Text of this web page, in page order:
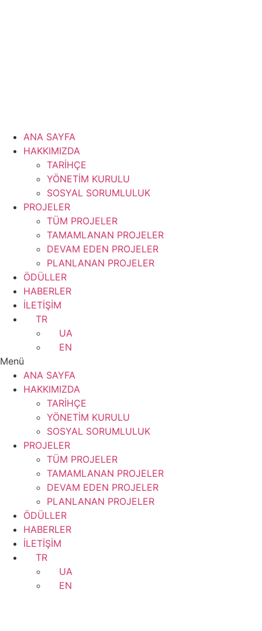
ANA SAYFA
HAKKIMIZDA
TARİHÇE
YÖNETİM KURULU
SOSYAL SORUMLULUK
PROJELER
TÜM PROJELER
TAMAMLANAN PROJELER
DEVAM EDEN PROJELER
PLANLANAN PROJELER
ÖDÜLLER
HABERLER
İLETİŞİM
TR
UA
EN
Menü
ANA SAYFA
HAKKIMIZDA
TARİHÇE
YÖNETİM KURULU
SOSYAL SORUMLULUK
PROJELER
TÜM PROJELER
TAMAMLANAN PROJELER
DEVAM EDEN PROJELER
PLANLANAN PROJELER
ÖDÜLLER
HABERLER
İLETİŞİM
TR
UA
EN